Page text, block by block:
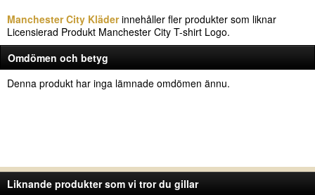
Manchester City Kläderinnehåller fler produkter som liknar
Licensierad Produkt Manchester City T-shirt Logo.
Omdömen och betyg
Denna produkt har inga lämnade omdömen ännu.
Liknande produkter som vi tror du gillar